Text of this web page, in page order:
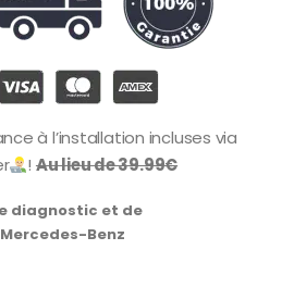
à l’installation incluses via
! Au lieu de 39.99€
diagnostic et de
Benz